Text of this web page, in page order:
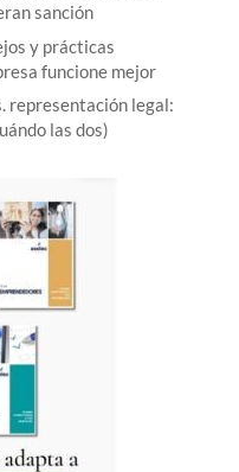
sanción
y prácticas
funcione mejor
representación legal:
las dos)